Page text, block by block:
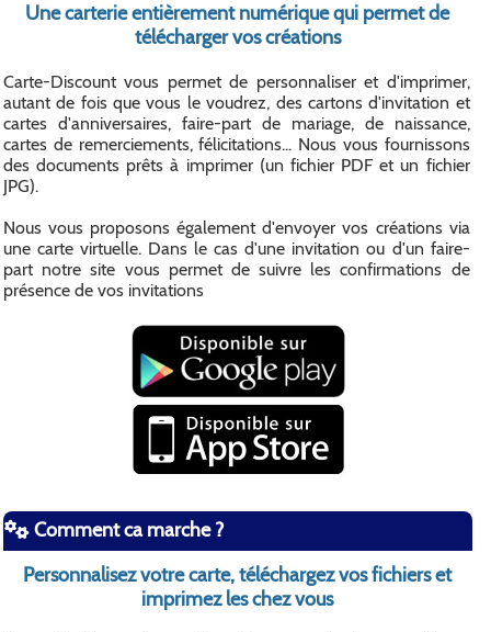
Une carterie entièrement numérique qui permet de
télécharger vos créations
Carte-Discount vous permet de personnaliser et d'imprimer,
autant de fois que vous le voudrez, des cartons d'invitation et
cartes d'anniversaires, faire-part de mariage, de naissance,
cartes de remerciements, félicitations... Nous vous fournissons
des documents prêts à imprimer (un fichier PDF et un fichier
JPG).
Nous vous proposons également d'envoyer vos créations via
une carte virtuelle. Dans le cas d'une invitation ou d'un faire-
part notre site vous permet de suivre les confirmations de
présence de vos invitations
Comment ca marche ?
Personnalisez votre carte, téléchargez vos fichiers et
imprimez les chez vous